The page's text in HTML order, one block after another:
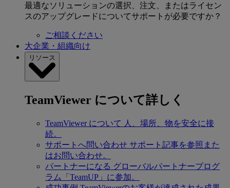
最適なソリューションの選択、注文、またはライセン
スのアップグレードについてサポートが必要ですか？
ご相談ください
大企業・組織向け
リソース
TeamViewer について詳しく
TeamViewer について 人、場所、物を安全に接
続。
サポートへ問い合わせ サポート記事を参照また
はお問い合わせ。
パートナーになる グローバルパートナープログ
ラム「TeamUP」に参加。